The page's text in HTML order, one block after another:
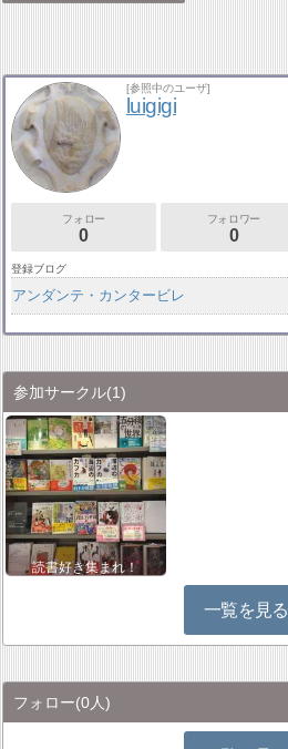
[参照中のユーザ]
luigigi
フォロー
0
フォロワー
0
登録ブログ
アンダンテ・カンタービレ
参加サークル(1)
読書好き集まれ！
一覧を見る
フォロー(0人)